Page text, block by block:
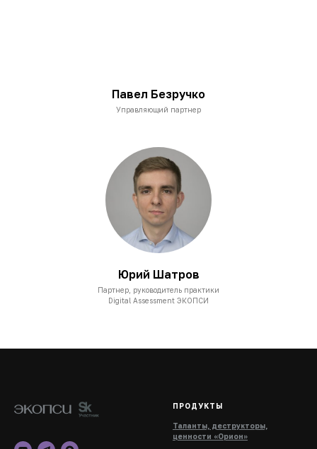
Павел Безручко
Управляющий партнер
Юрий Шатров
Партнер, руководитель практики
Digital Assessment ЭКОПСИ
ПРОДУКТЫ
Таланты, деструкторы,
ценности «Орион»